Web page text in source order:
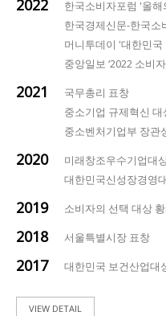
2022
한국소비자포럼 '올
한국경제신문-한국소
머니투데이 '대한민
중앙일보 ‘2022 소비
2021
국무총리 표창
중소기업 규제혁신
중소벤처기업부 장관
2020
미래창조우수기업대
대한민국신성장경영
2019 소비자의 선택 대상
2018 서울특별시장 표창
2017 대한민국 보건산업대
VIEW DETAIL